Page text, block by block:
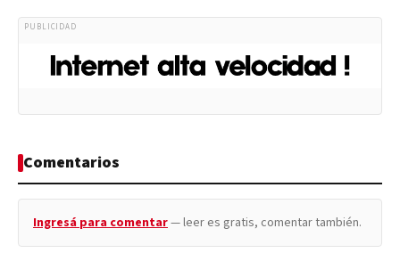
PUBLICIDAD
Comentarios
Ingresá para comentar— leer es gratis, comentar también.